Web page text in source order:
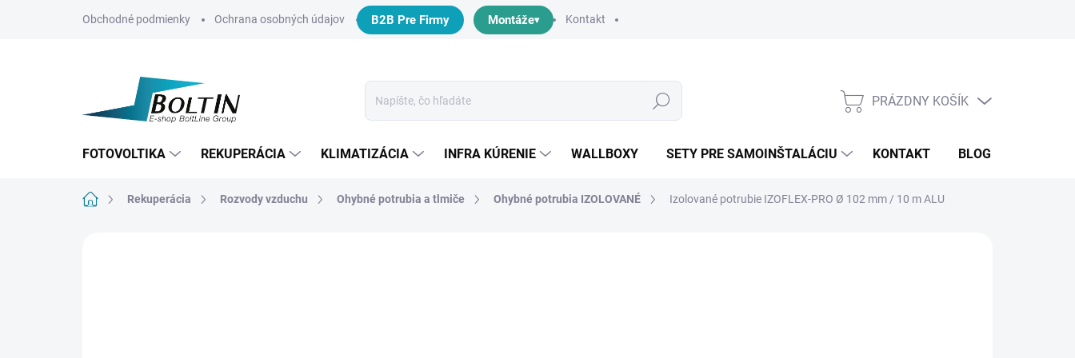
Obchodné podmienky Ochrana osobných údajov B2B Pre Firmy Montáže Kontakt
Hľadať
NÁKUPNÝ
PRÁZDNY KOŠÍK
FOTOVOLTIKA REKUPERÁCIA KLIMATIZÁCIA INFRA KÚRENIE WALLBOXY SETY PRE SAMOINŠTALÁCIU KONTAKT BLOG
DomovRekuperácia Rozvody vzduchu Ohybné potrubia a tlmiče Ohybné potrubia IZOLOVANÉ Izolované potrubie IZOFLEX-PRO Ø 102 mm / 10 m ALU